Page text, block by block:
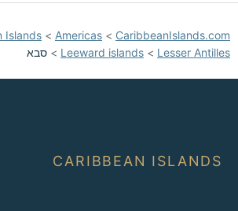
CaribbeanIslands.com
>
Americas
>
Islands
Lesser Antilles
>
Leeward islands
> סבא
CARIBBEAN ISLANDS